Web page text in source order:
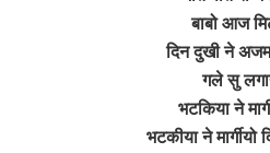
बाबो आज
दिन दुखी ने
गले सु
भटकिया ने
भटकीया ने मार्गीयो